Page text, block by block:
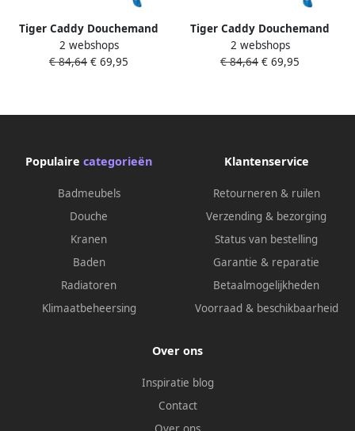
Tiger Caddy Douchemand
met handdoekhaak 32 cm
Chroom 1401030346
2 webshops
€ 84,64 € 69,95
Tiger Caddy Douchemand
met handdoekhaak 32 cm
RVS geborsteld 1401030946
2 webshops
€ 84,64 € 69,95
Populaire categorieën
Badmeubels
Douche
Kranen
Baden
Radiatoren
Klimaatbeheersing
Klantenservice
Retourneren & ruilen
Verzending & bezorging
Status van bestelling
Garantie & reparatie
Betaalmogelijkheden
Voorraad & beschikbaarheid
Over ons
Inspiratie blog
Contact